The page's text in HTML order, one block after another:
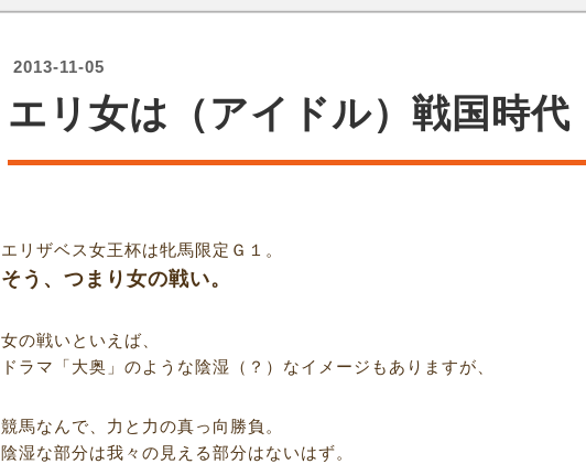
2013-11-05
エリ女は（アイドル）戦国時代
エリザベス女王杯は牝馬限定Ｇ１。
そう、つまり女の戦い。
女の戦いといえば、
ドラマ「大奥」のような陰湿（？）なイメージもありますが、
競馬なんで、力と力の真っ向勝負。
陰湿な部分は我々の見える部分はないはず。